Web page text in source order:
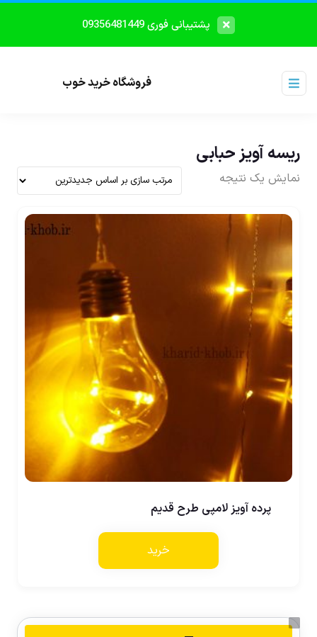
پشتیبانی فوری 09356481449
فروشگاه خرید خوب
ریسه آویز حبابی
نمایش یک نتیجه
پرده آویز لامپی طرح قدیم
خرید